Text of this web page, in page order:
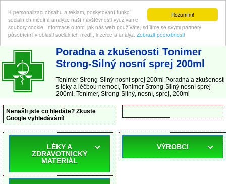
Rozumím!
K personalizaci obsahu a reklam, poskytování funkcí
sociálních médií a analýze naší návštěvnosti využíváme
soubory cookie. Informace o tom, jak náš web používáte, sdílíme se svými partnery
působícími v oblasti sociálních médií, inzerce a analýz. Zobrazit podrobnosti
ABC-LEKARNA.cz | Poradna a zkušenosti s léky a léčbou nemocí
Poradna a zkušenosti Tonimer
Strong-Silný nosní sprej 200ml
Tonimer Strong-Silný nosní sprej 200ml Poradna a zkušenosti
s léky a léčbou nemocí, Tonimer Strong-Silný nosní sprej
200ml, Tonimer, Strong-Silný, nosní, sprej, 200ml
Nenašli jste co hledáte? Zkuste
Google vyhledávání!
LÉKY A
ZDRAVOTNICKÝ
MATERIÁL
VÝROBCI